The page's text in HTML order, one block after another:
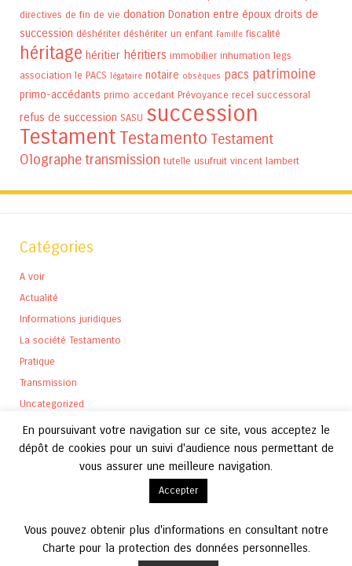
directives de fin de vie donation Donation entre époux droits de
succession déshériter déshériter un enfant Famille fiscalité
héritage héritier héritiers immobilier inhumation legs
association le PACS légataire notaire obsèques pacs patrimoine
primo-accédants primo accedant Prévoyance recel successoral
refus de succession SASU succession
Testament Testamento Testament
Olographetransmission tutelle usufruit vincent lambert
Catégories
A voir
Actualité
Informations juridiques
La société Testamento
Pratique
Transmission
Uncategorized
En poursuivant votre navigation sur ce site, vous acceptez le
dépôt de cookies pour un suivi d'audience nous permettant de
vous assurer une meilleure navigation.
Accepter
Vous pouvez obtenir plus d'informations en consultant notre
Charte pour la protection des données personnelles.